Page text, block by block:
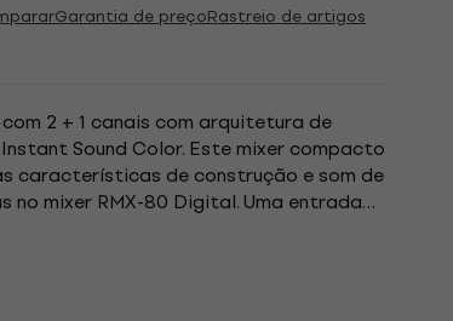
Garantia de preçoRastreio de artigos
2 + 1 canais com arquitetura de
Sound Color. Este mixer compacto
características de construção e som de
mixer RMX-80 Digital. Uma entrada